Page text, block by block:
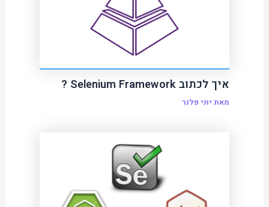
איך לכתוב Selenium Framework ?
מאת יוני פלנר